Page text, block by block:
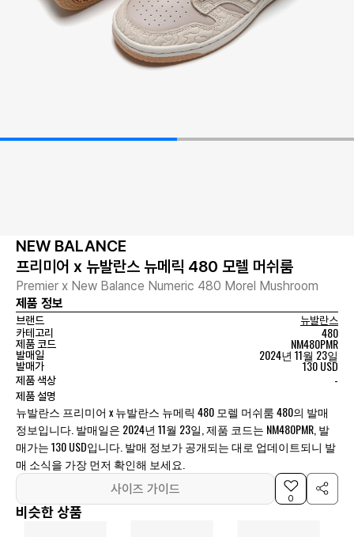
NEW BALANCE
프리미어 x 뉴발란스 뉴메릭 480 모렐 머쉬룸
Premier x New Balance Numeric 480 Morel Mushroom
제품 정보
브랜드
뉴발란스
카테고리
480
제품 코드 NM480PMR
발매일 2024년 11월 23일
발매가 130 USD
제품 색상 -
제품 설명
뉴발란스 프리미어 x 뉴발란스 뉴메릭 480 모렐 머쉬룸 480의 발매
정보입니다. 발매일은 2024년 11월 23일, 제품 코드는 NM480PMR, 발
매가는 130 USD입니다. 발매 정보가 공개되는 대로 업데이트되니 발
매 소식을 가장 먼저 확인해 보세요.
사이즈 가이드
0
비슷한 상품